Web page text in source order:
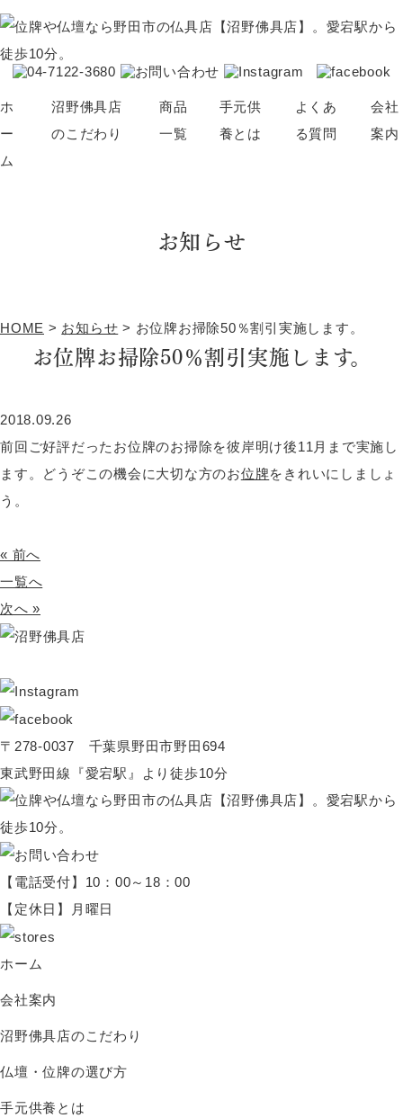
ホ
ー
ム
沼野佛具店
のこだわり
商品
一覧
その他（線香・蝋燭など）
パーソナル仏壇
手元供
養とは
アクセサリー
よくあ
る質問
会社
案内
お知らせ
HOME > お知らせ > お位牌お掃除50％割引実施します。
お位牌お掃除50％割引実施します。
2018.09.26
前回ご好評だったお位牌のお掃除を彼岸明け後11月まで実施し
ます。どうぞこの機会に大切な方のお位牌をきれいにしましょ
う。
« 前へ
一覧へ
次へ »
〒278-0037 千葉県野田市野田694
東武野田線『愛宕駅』より徒歩10分
【電話受付】10：00～18：00
【定休日】月曜日
ホーム
会社案内
沼野佛具店のこだわり
仏壇・位牌の選び方
手元供養とは